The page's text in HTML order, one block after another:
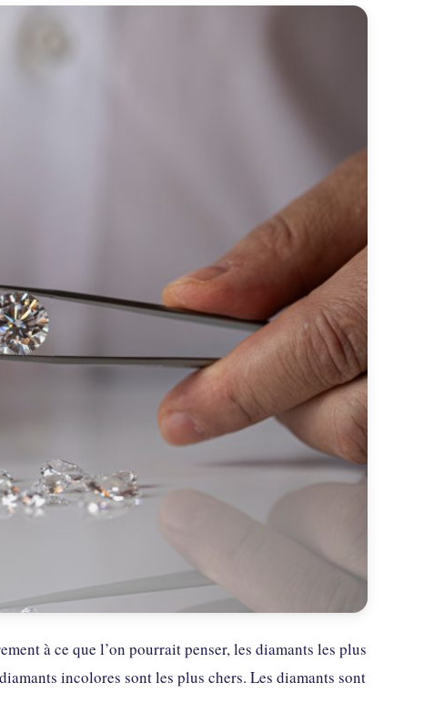
à ce que l’on pourrait penser, les diamants les plus
incolores sont les plus chers. Les diamants sont